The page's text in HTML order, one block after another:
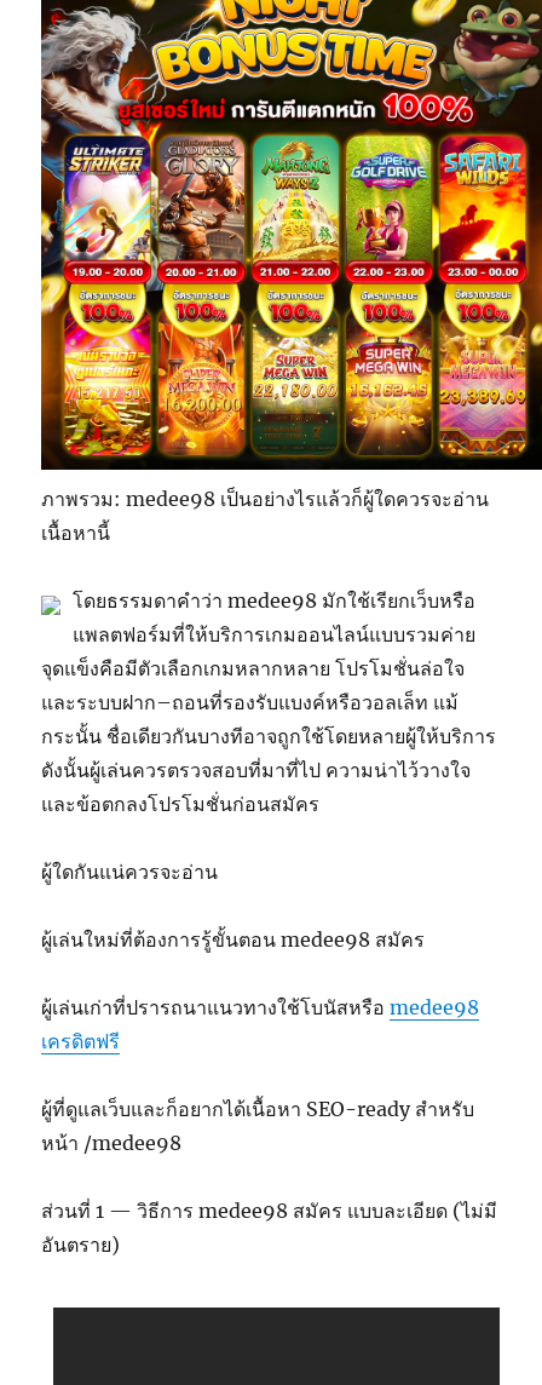
ภาพรวม: medee98 เป็นอย่างไรแล้วก็ผู้ใดควรจะอ่าน
เนื้อหานี้
โดยธรรมดาคำว่า medee98 มักใช้เรียกเว็บหรือ
แพลตฟอร์มที่ให้บริการเกมออนไลน์แบบรวมค่าย
จุดแข็งคือมีตัวเลือกเกมหลากหลาย โปรโมชั่นล่อใจ
และระบบฝาก–ถอนที่รองรับแบงค์หรือวอลเล็ท แม้
กระนั้น ชื่อเดียวกันบางทีอาจถูกใช้โดยหลายผู้ให้บริการ
ดังนั้นผู้เล่นควรตรวจสอบที่มาที่ไป ความน่าไว้วางใจ
และข้อตกลงโปรโมชั่นก่อนสมัคร
ผู้ใดกันแน่ควรจะอ่าน
ผู้เล่นใหม่ที่ต้องการรู้ขั้นตอน medee98 สมัคร
ผู้เล่นเก่าที่ปรารถนาแนวทางใช้โบนัสหรือmedee98
เครดิตฟรี
ผู้ที่ดูแลเว็บและก็อยากได้เนื้อหา SEO-ready สำหรับ
หน้า /medee98
ส่วนที่ 1 — วิธีการ medee98 สมัคร แบบละเอียด (ไม่มี
อันตราย)